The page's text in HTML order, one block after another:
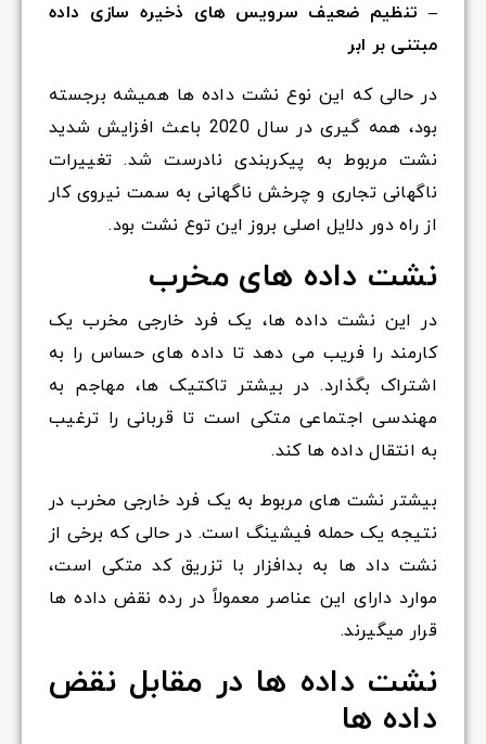
– تنظیم ضعیف سرویس های ذخیره سازی داده
مبتنی بر ابر
در حالی که این نوع نشت داده ها همیشه برجسته
بود، همه گیری در سال 2020 باعث افزایش شدید
نشت مربوط به پیکربندی نادرست شد. تغییرات
ناگهانی تجاری و چرخش ناگهانی به سمت نیروی کار
از راه دور دلایل اصلی بروز این توع نشت بود.
نشت داده های مخرب
در این نشت داده ها، یک فرد خارجی مخرب یک
کارمند را فریب می دهد تا داده های حساس را به
اشتراک بگذارد. در بیشتر تاکتیک ها، مهاجم به
مهندسی اجتماعی متکی است تا قربانی را ترغیب
به انتقال داده ها کند.
بیشتر نشت های مربوط به یک فرد خارجی مخرب در
نتیجه یک حمله فیشینگ است. در حالی که برخی از
نشت داد ها به بدافزار با تزریق کد متکی است،
موارد دارای این عناصر معمولاً در رده نقض داده ها
قرار میگیرند.
نشت داده ها در مقابل نقض
داده ها